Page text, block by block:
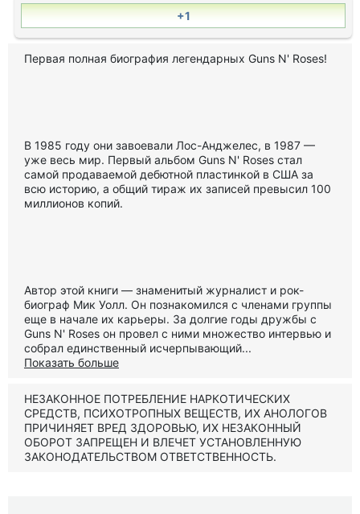
+1
Первая полная биография легендарных Guns N' Roses!
В 1985 году они завоевали Лос-Анджелес, в 1987 —
уже весь мир. Первый альбом Guns N' Roses стал
самой продаваемой дебютной пластинкой в США за
всю историю, а общий тираж их записей превысил 100
миллионов копий.
Автор этой книги — знаменитый журналист и рок-
биограф Мик Уолл. Он познакомился с членами группы
еще в начале их карьеры. За долгие годы дружбы с
Guns N' Roses он провел с ними множество интервью и
собрал единственный исчерпывающий...
Показать больше
НЕЗАКОННОЕ ПОТРЕБЛЕНИЕ НАРКОТИЧЕСКИХ
СРЕДСТВ, ПСИХОТРОПНЫХ ВЕЩЕСТВ, ИХ АНОЛОГОВ
ПРИЧИНЯЕТ ВРЕД ЗДОРОВЬЮ, ИХ НЕЗАКОННЫЙ
ОБОРОТ ЗАПРЕЩЕН И ВЛЕЧЕТ УСТАНОВЛЕННУЮ
ЗАКОНОДАТЕЛЬСТВОМ ОТВЕТСТВЕННОСТЬ.